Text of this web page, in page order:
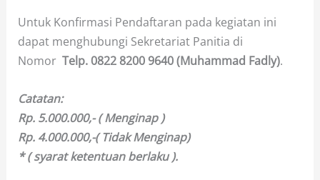
Untuk Konfirmasi Pendaftaran pada kegiatan ini
dapat menghubungi Sekretariat Panitia di
Nomor Telp. 0822 8200 9640 (Muhammad Fadly).
Catatan:
Rp. 5.000.000,- ( Menginap )
Rp. 4.000.000,-( Tidak Menginap)
* ( syarat ketentuan berlaku ).